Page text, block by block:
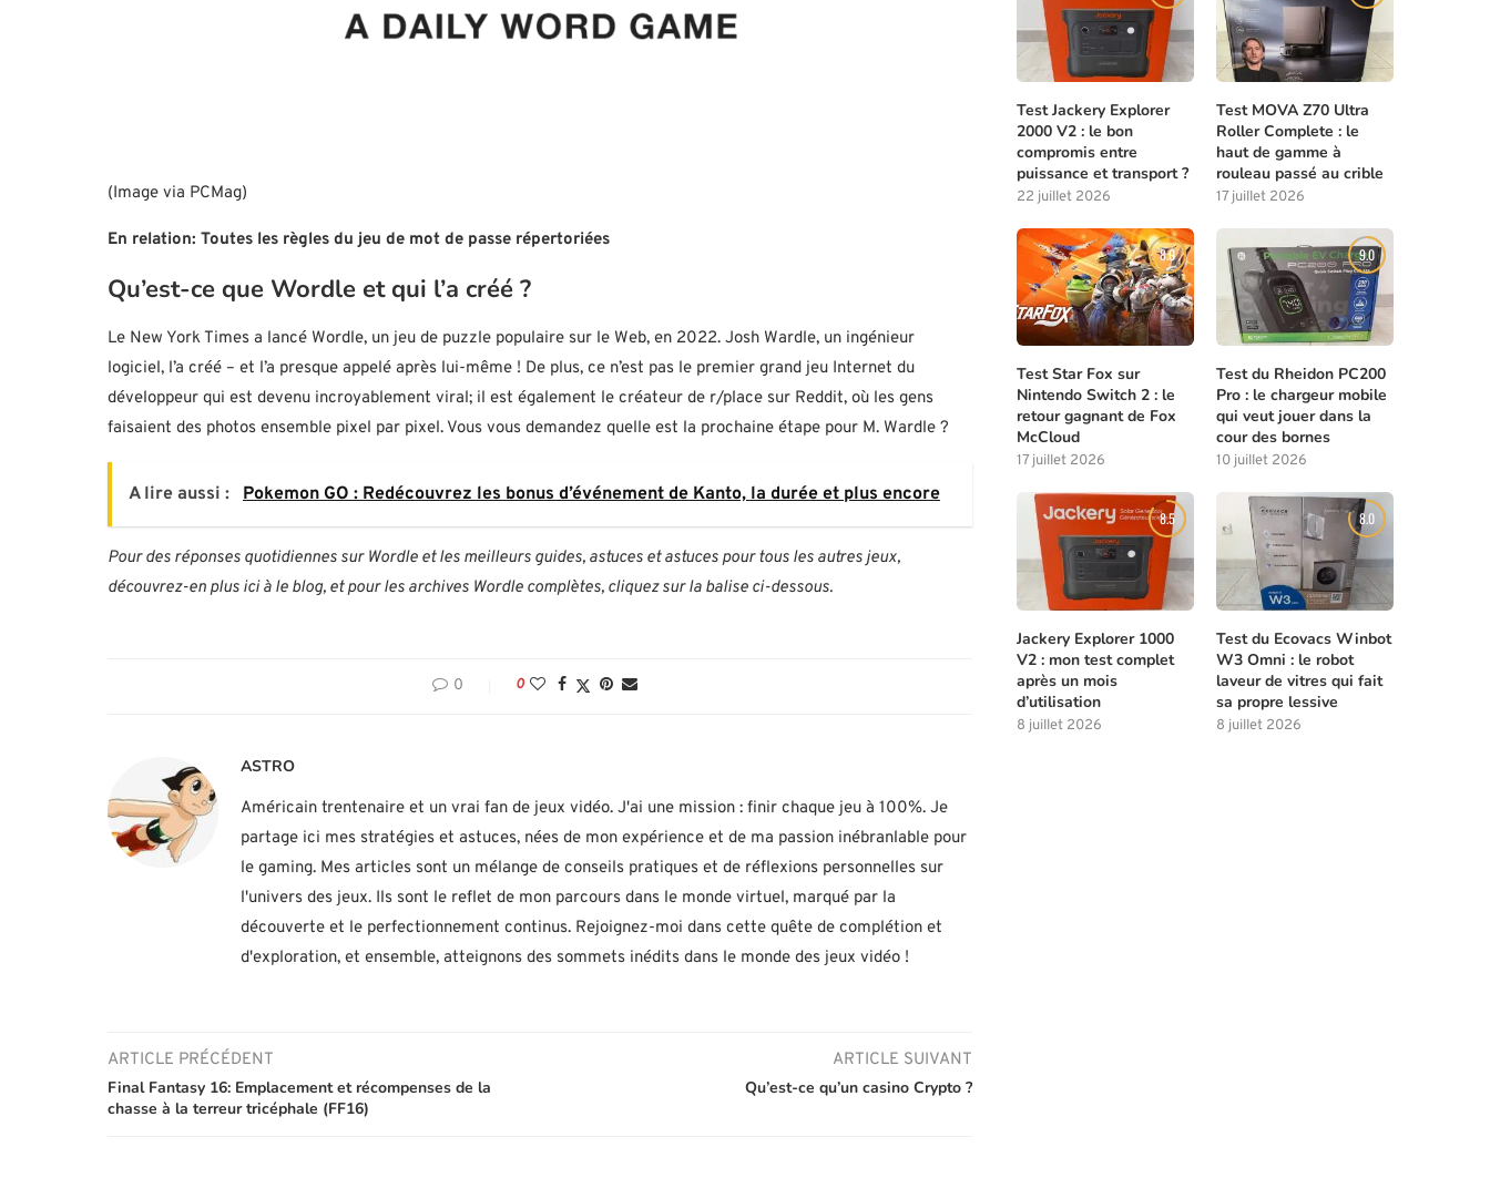
(Image via PCMag)
En relation: Toutes les règles du jeu de mot de passe répertoriées
Qu’est-ce que Wordle et qui l’a créé ?
Le New York Times a lancé Wordle, un jeu de puzzle populaire sur le Web, en 2022. Josh Wardle, un ingénieur
logiciel, l’a créé – et l’a presque appelé après lui-même ! De plus, ce n’est pas le premier grand jeu Internet du
développeur qui est devenu incroyablement viral; il est également le créateur de r/place sur Reddit, où les gens
faisaient des photos ensemble pixel par pixel. Vous vous demandez quelle est la prochaine étape pour M. Wardle ?
A lire aussi : Pokemon GO : Redécouvrez les bonus d’événement de Kanto, la durée et plus encore
Pour des réponses quotidiennes sur Wordle et les meilleurs guides, astuces et astuces pour tous les autres jeux,
découvrez-en plus ici à le blog, et pour les archives Wordle complètes, cliquez sur la balise ci-dessous.
0 0
ASTRO
Américain trentenaire et un vrai fan de jeux vidéo. J'ai une mission : finir chaque jeu à 100%. Je
partage ici mes stratégies et astuces, nées de mon expérience et de ma passion inébranlable pour
le gaming. Mes articles sont un mélange de conseils pratiques et de réflexions personnelles sur
l'univers des jeux. Ils sont le reflet de mon parcours dans le monde virtuel, marqué par la
découverte et le perfectionnement continus. Rejoignez-moi dans cette quête de complétion et
d'exploration, et ensemble, atteignons des sommets inédits dans le monde des jeux vidéo !
ARTICLE PRÉCÉDENT
Final Fantasy 16: Emplacement et récompenses de la
chasse à la terreur tricéphale (FF16)
ARTICLE SUIVANT
Qu’est-ce qu’un casino Crypto ?
Test Jackery Explorer
2000 V2 : le bon
compromis entre
puissance et transport ?
22 juillet 2026
Test MOVA Z70 Ultra
Roller Complete : le
haut de gamme à
rouleau passé au crible
17 juillet 2026
8.0
Test Star Fox sur
Nintendo Switch 2 : le
retour gagnant de Fox
McCloud
17 juillet 2026
9.0
Test du Rheidon PC200
Pro : le chargeur mobile
qui veut jouer dans la
cour des bornes
10 juillet 2026
8.5
Jackery Explorer 1000
V2 : mon test complet
après un mois
d’utilisation
8 juillet 2026
8.0
Test du Ecovacs Winbot
W3 Omni : le robot
laveur de vitres qui fait
sa propre lessive
8 juillet 2026